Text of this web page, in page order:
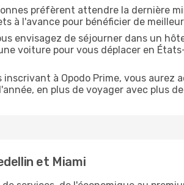
préfèrent attendre la dernière
à l'avance pour bénéficier de
envisagez de séjourner dans un
voiture pour vous déplacer en
inscrivant à Opodo Prime, vous aurez
en plus de voyager avec plus
et Miami